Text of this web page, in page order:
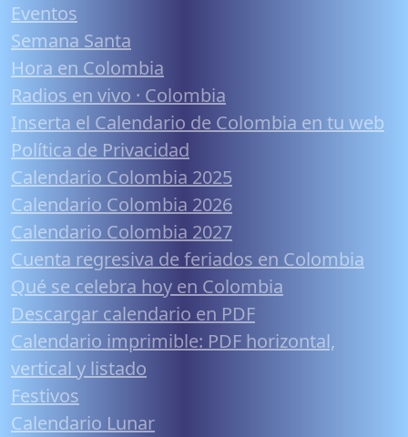
Eventos
Semana Santa
Hora en Colombia
Radios en vivo · Colombia
Inserta el Calendario de Colombia en tu web
Política de Privacidad
Calendario Colombia 2025
Calendario Colombia 2026
Calendario Colombia 2027
Cuenta regresiva de feriados en Colombia
Qué se celebra hoy en Colombia
Descargar calendario en PDF
Calendario imprimible: PDF horizontal,
vertical y listado
Festivos
Calendario Lunar